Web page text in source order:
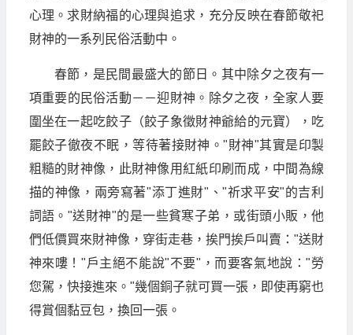
心理。求財納福的心理與追求，充分反映在春節敬祀
財神的一系列民俗活動中。
春節，是民間最盛大的節日。其中除夕之夜有一
項重要的民俗活動－－迎財神。除夕之夜，全家人要
圍坐在一起吃餃子（餃子象徵財神爺給的元寶），吃
罷餃子徹夜不眠，等待著接財神。"財神"其實是印製
粗糙的財神像，此財神像用紅紙印刷而成，中間為線
描的神像，兩旁寫著"添丁進財"、"祈求平安"的吉利
詞語。"送財神"的是一些貧寒子弟，或街頭小販，他
們低價買來財神像，穿街走巷，挨門挨戶叫賣："送財
神來嘍！"戶主絕不能說"不要"，而要客氣地說："勞
您駕，快接進來。"幾個銅子就可買一張，即使再窮也
得賞個黏豆包，換回一張。